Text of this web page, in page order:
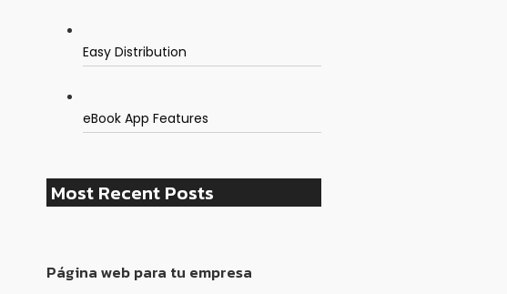
Easy Distribution
eBook App Features
Most Recent Posts
Página web para tu empresa